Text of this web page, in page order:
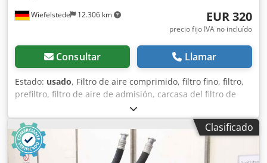
Wiefelstede 12.306 km EUR 320
precio fijo IVA no incluído
Consultar Llamar
Estado: usado, Filtro de aire comprimido, filtro fino, filtro,
prefiltro, filtro de aire de admisión, carcasa del filtro de
aire, carcasa del filtro de aire, filtro de aire del generador -
Fabricante: Boge, filtro de aspiración de compresor tipo SL
270 -Tipo: 569.0007.11 -Ansaugfilterpatrone: 569.0007.31
Dodoppdhgjpfx Airsck -Indicador de mantenimiento:
569000503 -Dimensiones: 530/440/H850 mm -Peso: 28 kg
Clasificado